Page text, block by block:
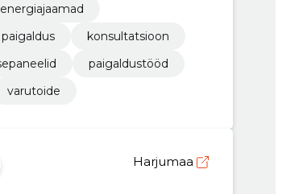
konsultatsioon
paigaldustööd
varutoide
Harjumaa